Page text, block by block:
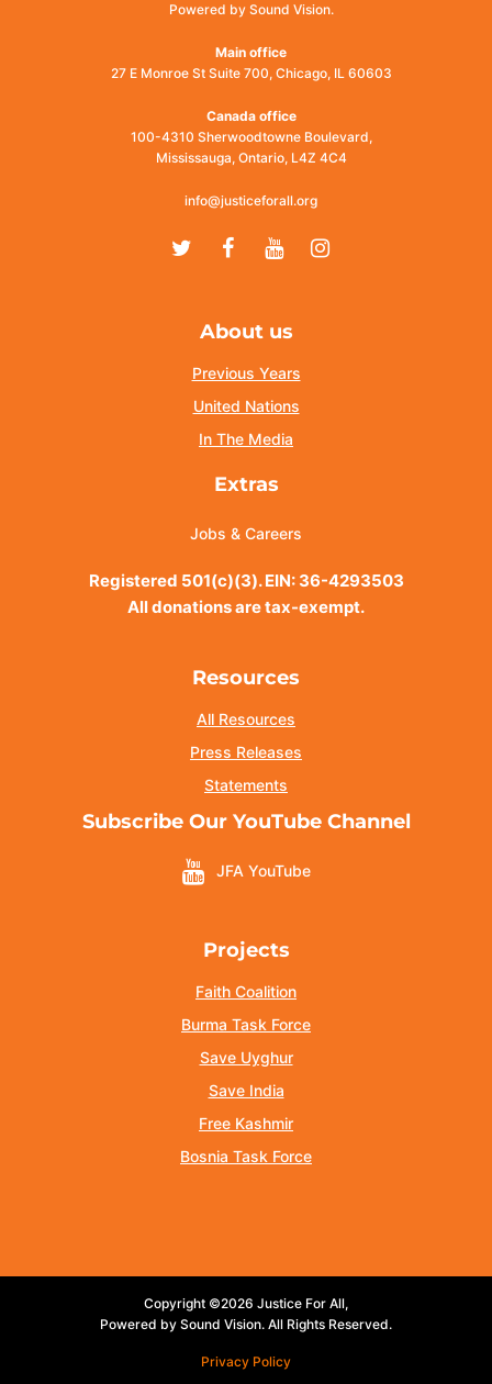
Powered by Sound Vision.
Main office
27 E Monroe St Suite 700, Chicago, IL 60603
Canada office
100-4310 Sherwoodtowne Boulevard,
Mississauga, Ontario, L4Z 4C4
info@justiceforall.org
TwitterFacebook
YoutubeInstagram
About us
Previous Years
United Nations
In The Media
Extras
Jobs & Careers
Registered 501(c)(3). EIN: 36-4293503
All donations are tax-exempt.
Resources
All Resources
Press Releases
Statements
Subscribe Our YouTube Channel
JFA YouTube
Projects
Faith Coalition
Burma Task Force
Save Uyghur
Save India
Free Kashmir
Bosnia Task Force
Copyright ©2026 Justice For All,
Powered by Sound Vision. All Rights Reserved.
Privacy Policy